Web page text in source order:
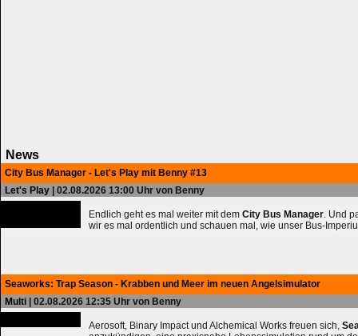
News
City Bus Manager - Let's Play mit Benny #13
Let's Play | 02.08.2026 13:00 Uhr von Benny
Endlich geht es mal weiter mit dem City Bus Manager. Und
wir es mal ordentlich und schauen mal, wie unser Bus-
Seaworks: Trap Season - Krabben und Meer im neuen Angelsimulator
Multi | 02.08.2026 12:35 Uhr von Benny
Aerosoft, Binary Impact und Alchemical Works freuen sich,